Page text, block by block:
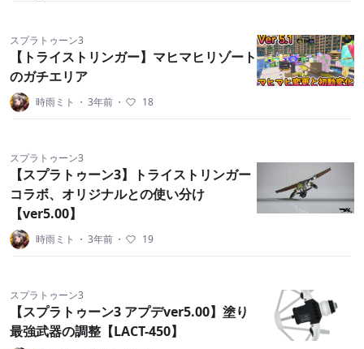
スプラトゥーン3
【トライストリンガー】マヒマヒリゾート
のガチエリア
時雨ミト ・ 3年前 ・ 18
スプラトゥーン3
【スプラトゥーン3】トライストリンガー
コラボ、オリジナルとの使い分け
【ver5.00】
時雨ミト ・ 3年前 ・ 19
スプラトゥーン3
【スプラトゥーン3 アプデver5.00】塗り
最強武器の調整【LACT-450】